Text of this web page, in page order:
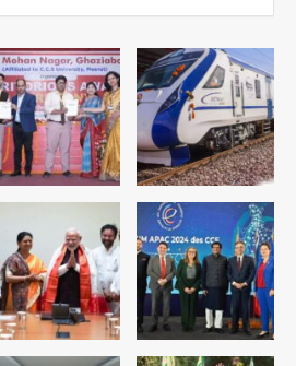
मर्डर का मुख्य साजिशकर्ता क्राइम ब्रांच
JHJ
चौधरी गैंग का कुख्यात बदमाश राजस्थान
JHJ